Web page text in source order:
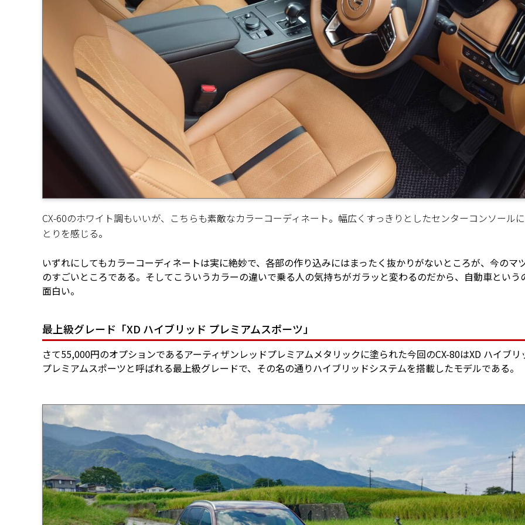
CX-60のホワイト調もいいが、こちらも素敵なカラーコーディネート。幅広くすっきりとしたセンターコンソール
とりを感じる。
いずれにしてもカラーコーディネートは実に絶妙で、各部の作り込みにはまったく抜かりがないところが、今のマ
のすごいところである。そしてこういうカラーの違いで乗る人の気持ちがガラッと変わるのだから、自動車という
面白い。
最上級グレード「XD ハイブリッド プレミアムスポーツ」
さて55,000円のオプションであるアーティザンレッドプレミアムメタリックに塗られた今回のCX-80はXD ハイブリ
プレミアムスポーツと呼ばれる最上級グレードで、その名の通りハイブリッドシステムを搭載したモデルである。